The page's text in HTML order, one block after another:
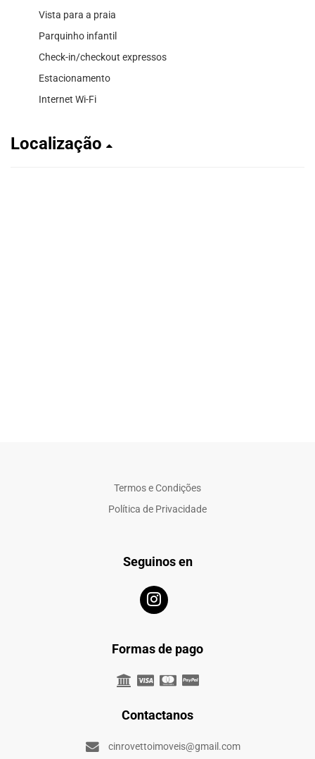
Vista para a praia
Parquinho infantil
Check-in/checkout expressos
Estacionamento
Internet Wi-Fi
Localização
Termos e Condições
Política de Privacidade
Seguinos en
Formas de pago
Contactanos
cinrovettoimoveis@gmail.com